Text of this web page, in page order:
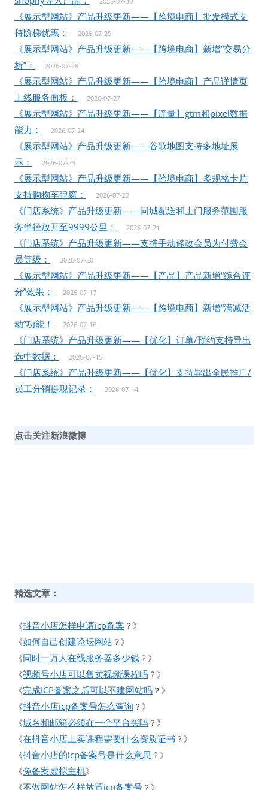
《展示型网站》产品升级更新——【跨境电商】批发模式支
持阶梯优惠：
2026-07-29
《展示型网站》产品升级更新——【跨境电商】新增“交易分
析”：
2026-07-28
《展示型网站》产品升级更新——【跨境电商】产品详情页
上线服务面板：
2026-07-27
《展示型网站》产品升级更新——【流量】gtm和pixel数据
能力：
2026-07-24
《展示型网站》产品升级更新——谷歌地图支持多地址展
示：
2026-07-23
《展示型网站》产品升级更新——【跨境电商】多规格卡片
支持购物车弹窗：
2026-07-22
《门店系统》产品升级更新——同城配送和上门服务范围服
务半径放开至9999公里：
2026-07-21
《门店系统》产品升级更新——支持手动修改会员为付费会
员等级：
2026-07-20
《展示型网站》产品升级更新——【产品】产品新增“综合评
分”效果：
2026-07-17
《展示型网站》产品升级更新——【跨境电商】新增“满减活
动”功能！
2026-07-16
《门店系统》产品升级更新——【优化】订单/预约支持导出
选中数据：
2026-07-15
《门店系统》产品升级更新——【优化】支持导出全民推广/
员工分销提现记录：
2026-07-14
点击关注新浪微博
精选文章：
《抖音小店怎样申请icp备案 ？》
《如何自己创建论坛网站 ？》
《同时一万人在线服务器多少钱 ？》
《视频号小店可以售卖视频课程吗 ？》
《完成ICP备案之后可以不建网站吗 ？》
《抖音小店icp备案号怎么查询 ？》
《域名和邮箱必须在一个平台买吗 ？》
《在抖音小店上卖课程需要什么资质证书 ？》
《抖音小店的icp备案号是什么意思 ？》
《免备案虚拟主机》
《不做网站怎么样放置icp备案号 ？》